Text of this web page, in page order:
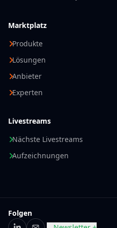
Marktplatz
Produkte
Lösungen
Anbieter
Experten
Livestreams
Nächste Livestreams
Aufzeichnungen
Folgen